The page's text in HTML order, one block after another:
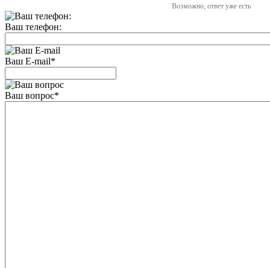
Возможно, ответ уже есть
Ваш телефон:
Ваш E-mail*
Ваш вопрос*